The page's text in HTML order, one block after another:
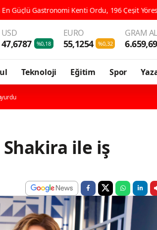
Çeşit Yöresel Lezzetiyle UNESCO Yolunda
USD
47,6787 %0,18
EURO
55,1254 %0,32
GRAM
6.659,69
Teknoloji Eğitim Spor
ile iş